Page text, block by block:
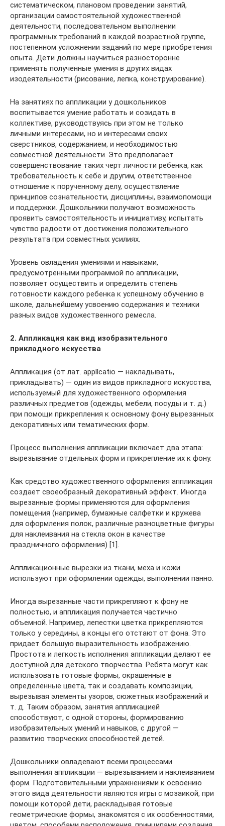
систематическом, плановом проведении занятий,
организации самостоятельной художественной
деятельности, последовательном выполнении
программных требований в каждой возрастной группе,
постепенном усложнении заданий по мере приобретения
опыта. Дети должны научиться разносторонне
применять полученные умения в других видах
изодеятельности (рисование, лепка, конструирование).
На занятиях по аппликации у дошкольников
воспитывается умение работать и созидать в
коллективе, руководствуясь при этом не только
личными интересами, но и интересами своих
сверстников, содержанием, и необходимостью
совместной деятельности. Это предполагает
совершенствование таких черт личности ребенка, как
требовательность к себе и другим, ответственное
отношение к порученному делу, осуществление
принципов сознательности, дисциплины, взаимопомощи
и поддержки. Дошкольники получают возможность
проявить самостоятельность и инициативу, испытать
чувство радости от достижения положительного
результата при совместных усилиях.
Уровень овладения умениями и навыками,
предусмотренными программой по аппликации,
позволяет осуществить и определить степень
готовности каждого ребенка к успешному обучению в
школе, дальнейшему усвоению содержания и техники
разных видов художественного ремесла.
2. Аппликация как вид изобразительного
прикладного искусства
Аппликация (от лат. appllcatio — накладывать,
прикладывать) — один из видов прикладного искусства,
используемый для художественного оформления
различных предметов (одежды, мебели, посуды и т. д.)
при помощи прикрепления к основному фону вырезанных
декоративных или тематических форм.
Процесс выполнения аппликации включает два этапа:
вырезывание отдельных форм и прикрепление их к фону.
Как средство художественного оформления аппликация
создает своеобразный декоративный эффект. Иногда
вырезанные формы применяются для оформления
помещения (например, бумажные салфетки и кружева
для оформления полок, различные разноцветные фигуры
для наклеивания на стекла окон в качестве
праздничного оформления) [1].
Аппликационные вырезки из ткани, меха и кожи
используют при оформлении одежды, выполнении панно.
Иногда вырезанные части прикрепляют к фону не
полностью, и аппликация получается частично
объемной. Например, лепестки цветка прикрепляются
только у середины, а концы его отстают от фона. Это
придает большую выразительность изображению.
Простота и легкость исполнения аппликации делают ее
доступной для детского творчества. Ребята могут как
использовать готовые формы, окрашенные в
определенные цвета, так и создавать композиции,
вырезывая элементы узоров, сюжетных изображений и
т. д. Таким образом, занятия аппликацией
способствуют, с одной стороны, формированию
изобразительных умений и навыков, с другой —
развитию творческих способностей детей.
Дошкольники овладевают всеми процессами
выполнения аппликации — вырезыванием и наклеиванием
форм. Подготовительными упражнениями к освоению
этого вида деятельности являются игры с мозаикой, при
помощи которой дети, раскладывая готовые
геометрические формы, знакомятся с их особенностями,